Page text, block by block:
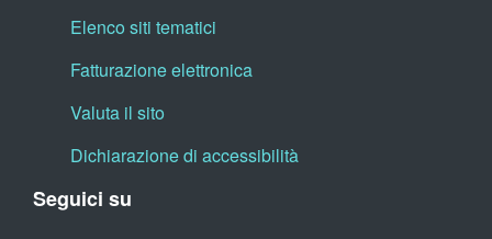
Elenco siti tematici
Fatturazione elettronica
Valuta il sito
Dichiarazione di accessibilità
Seguici su